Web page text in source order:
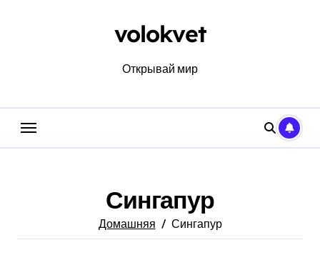
volokvet
Открывай мир
Сингапур
Домашняя Сингапур